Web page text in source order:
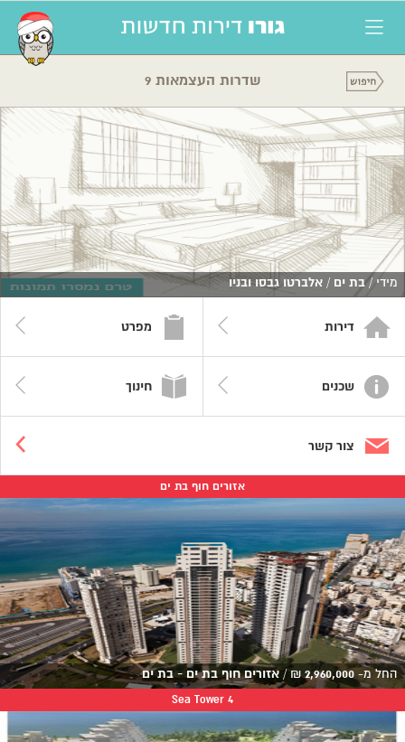
שדרות העצמאות 9
מידי /בת ים / אלברטו גבסו ובניו
דירות מפרט
שכנים חינוך
צור קשר
אזורים חוף בת ים
החל מ- 2,960,000
₪
/ אזורים חוף בת ים - בת ים
Sea Tower 4